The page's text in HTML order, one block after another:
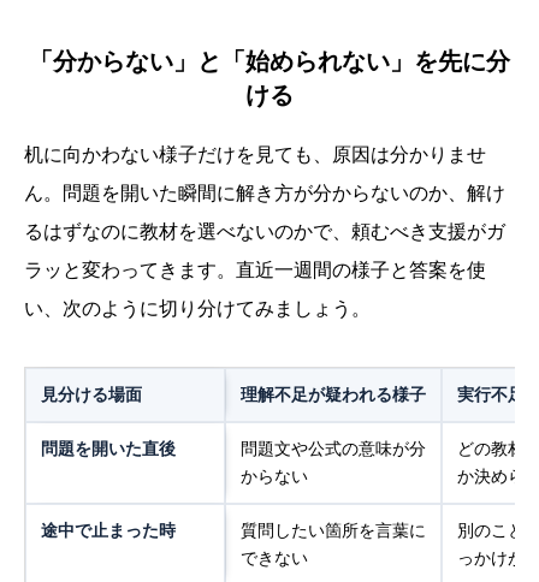
「分からない」と「始められない」を先に分
ける
机に向かわない様子だけを見ても、原因は分かりませ
ん。問題を開いた瞬間に解き方が分からないのか、解け
るはずなのに教材を選べないのかで、頼むべき支援がガ
ラッと変わってきます。直近一週間の様子と答案を使
い、次のように切り分けてみましょう。
見分ける場面 理解不足が疑われる様子 実行不足
問題を開いた直後
問題文や公式の意味が分
からない
どの教材
か決めら
途中で止まった時
質問したい箇所を言葉に
できない
別のこと
っかけが